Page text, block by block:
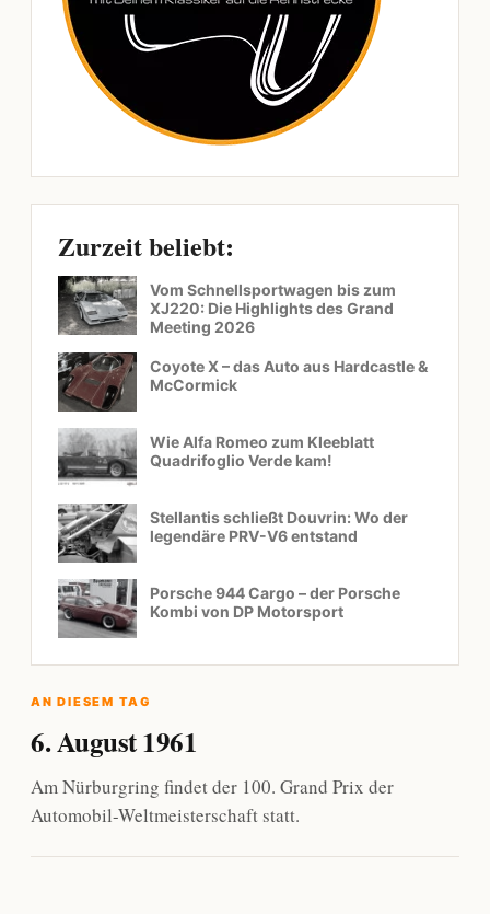
Zurzeit beliebt:
Vom Schnellsportwagen bis zum
XJ220: Die Highlights des Grand
Meeting 2026
Coyote X – das Auto aus Hardcastle &
McCormick
Wie Alfa Romeo zum Kleeblatt
Quadrifoglio Verde kam!
Stellantis schließt Douvrin: Wo der
legendäre PRV-V6 entstand
Porsche 944 Cargo – der Porsche
Kombi von DP Motorsport
AN DIESEM TAG
6. August 1961
Am Nürburgring findet der 100. Grand Prix der
Automobil-Weltmeisterschaft statt.